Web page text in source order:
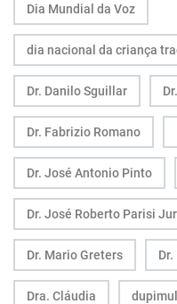
Dia Mundial da Voz
dia nacional da criança
Dr. Danilo Sguillar
Dr. Fabrizio Romano
Dr. José Antonio Pinto
Dr. José Roberto Parisi
Dr. Mario Greters
Dra. Cláudia